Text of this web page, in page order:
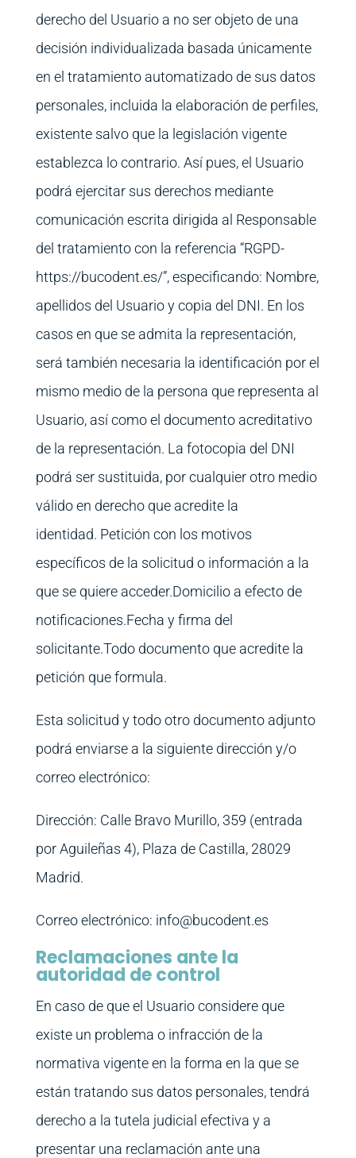
derecho del Usuario a no ser objeto de una
decisión individualizada basada únicamente
en el tratamiento automatizado de sus datos
personales, incluida la elaboración de perfiles,
existente salvo que la legislación vigente
establezca lo contrario. Así pues, el Usuario
podrá ejercitar sus derechos mediante
comunicación escrita dirigida al Responsable
del tratamiento con la referencia “RGPD-
https://bucodent.es/”, especificando: Nombre,
apellidos del Usuario y copia del DNI. En los
casos en que se admita la representación,
será también necesaria la identificación por el
mismo medio de la persona que representa al
Usuario, así como el documento acreditativo
de la representación. La fotocopia del DNI
podrá ser sustituida, por cualquier otro medio
válido en derecho que acredite la
identidad. Petición con los motivos
específicos de la solicitud o información a la
que se quiere acceder.Domicilio a efecto de
notificaciones.Fecha y firma del
solicitante.Todo documento que acredite la
petición que formula.
Esta solicitud y todo otro documento adjunto
podrá enviarse a la siguiente dirección y/o
correo electrónico:
Dirección: Calle Bravo Murillo, 359 (entrada
por Aguileñas 4), Plaza de Castilla, 28029
Madrid.
Correo electrónico: info@bucodent.es
Reclamaciones ante la
autoridad de control
En caso de que el Usuario considere que
existe un problema o infracción de la
normativa vigente en la forma en la que se
están tratando sus datos personales, tendrá
derecho a la tutela judicial efectiva y a
presentar una reclamación ante una